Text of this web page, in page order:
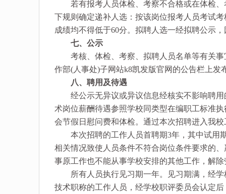
若有报考人员体检、考察不合格或在体检、
下规则确定递补人选：按该岗位报考人员考试
成绩均不得低于60分。拟聘人选一经拟聘公示
七、公示
考核、体检、考察、拟聘人员名单等有关事
作部(人事处)子网站k8凯发版官网的公告栏上发
八、聘用及待遇
经公示无异议或异议信息经核实不影响聘用
术岗位薪酬待遇参照学校同类型在编职工标准
会节假日慰问费和体检。通过本次招聘进入我
本次招聘的工作人员首聘期3年，其中试用期
相关情况致使人员条件不符合岗位条件要求的
事原工作也不能从事学校安排的其他工作，解
所有人员执行见习期一年。见习期满，经学
技术职称的工作人员，经学校职评委员会认定